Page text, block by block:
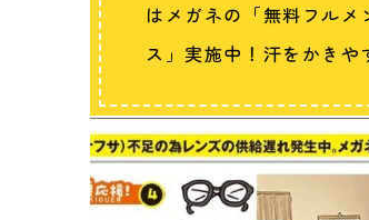
はメガネの「無料フルメ
ス」実施中！汗をかき